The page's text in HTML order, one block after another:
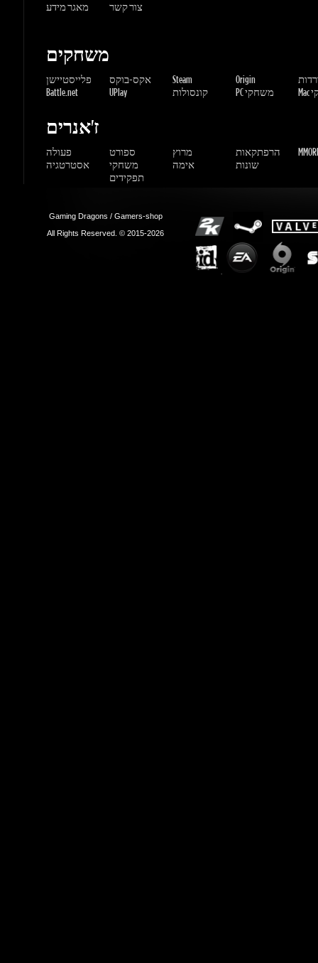
פלייסטיישן אקס-בוקס
UPlay
ז'אנרים
פעולה ספורט מרוץ הרפתקאות
אסטרטגיה
משחקי
תפקידים
אימה שונות
All Rights Reserved. © 2015-2026